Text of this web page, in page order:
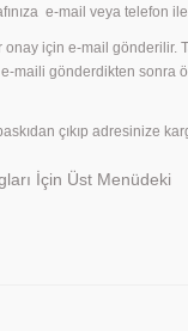
e-mail veya telefon ile
onay için e-mail
e-maili gönderdikten sonra
çıkıp adresinize
İçin Üst Menüdeki